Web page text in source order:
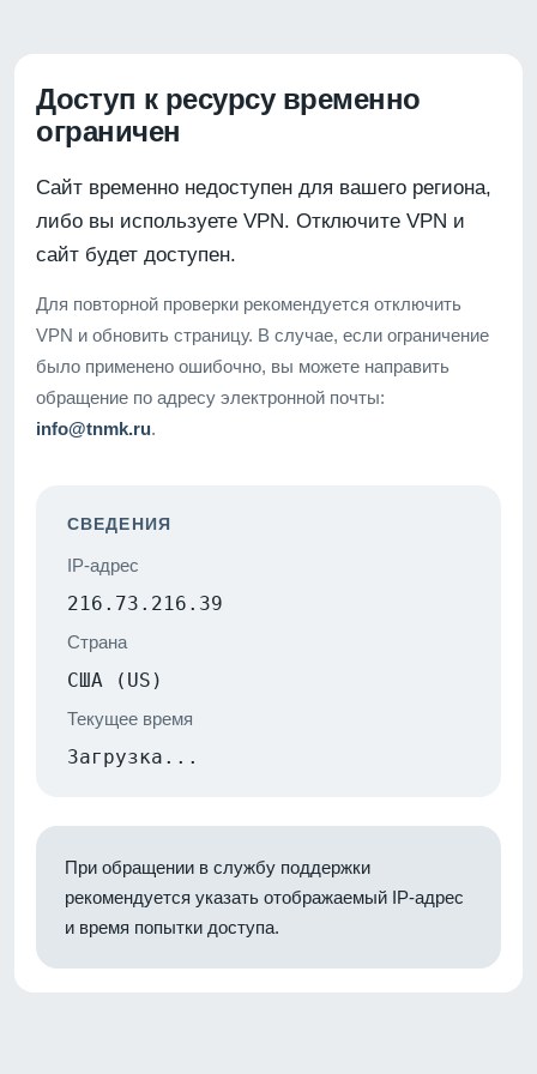
Доступ к ресурсу временно
ограничен
Сайт временно недоступен для вашего региона,
либо вы используете VPN. Отключите VPN и
сайт будет доступен.
Для повторной проверки рекомендуется отключить
VPN и обновить страницу. В случае, если ограничение
было применено ошибочно, вы можете направить
обращение по адресу электронной почты:
info@tnmk.ru.
СВЕДЕНИЯ
IP-адрес
216.73.216.39
Страна
США (US)
Текущее время
Загрузка...
При обращении в службу поддержки
рекомендуется указать отображаемый IP-адрес
и время попытки доступа.